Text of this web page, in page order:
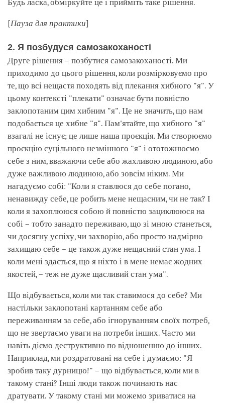
Будь ласка, обміркуйте це і прийміть таке рішення.
[Пауза для практики]
2. Я позбудуся самозакоханості
Друге рішення – позбутися самозакоханості. Ми
приходимо до цього рішення, коли розмірковуємо про
те, що всі нещастя походять від плекання хибного "я". У
цьому контексті "плекати" означає бути повністю
заклопотаним цим хибним "я". Це не значить, що нам
подобається це хибне "я". Пам'ятайте, що хибного "я"
взагалі не існує; це лише наша проєкція. Ми створюємо
проєкцію суцільного незмінного "я" і ототожнюємо
себе з ним, вважаючи себе або жахливою людиною, або
дуже важливою людиною, або зовсім ніким. Ми
нагадуємо собі: "Коли я ставлюся до себе погано,
ненавижду себе, це робить мене нещасним, чи не так? І
коли я захоплююся собою й повністю зациклююся на
собі – тобто занадто переживаю, що зі мною станеться,
чи досягну успіху, чи захворію, або просто надмірно
захищаю себе – це також дуже нещасний стан ума. І
коли мені здається, що я ніхто і в мене немає жодних
якостей, – теж не дуже щасливий стан ума".
Що відбувається, коли ми так ставимося до себе? Ми
настільки заклопотані картанням себе або
переживанням за себе, або ігноруванням своїх потреб,
що не звертаємо уваги на потреби інших. Часто ми
навіть діємо деструктивно по відношенню до інших.
Наприклад, ми роздратовані на себе і думаємо: "Я
зробив таку дурницю!" – що відбувається, коли ми в
такому стані? Інші люди також починають нас
дратувати. У такому стані ми можемо зриватися на